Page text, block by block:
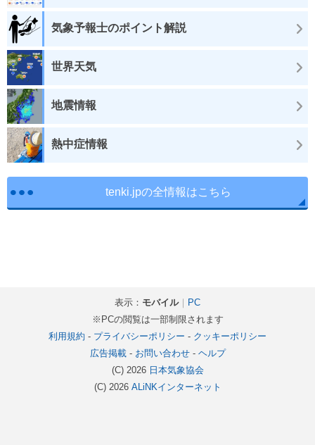
気象予報士のポイント解説
世界天気
地震情報
熱中症情報
tenki.jpの全情報はこちら
表示： モバイル｜
PC
※PCの閲覧は一部制限されます
利用規約 - プライバシーポリシー - クッキーポリシー
広告掲載- お問い合わせ- ヘルプ
(C) 2026 日本気象協会
(C) 2026 ALiNKインターネット